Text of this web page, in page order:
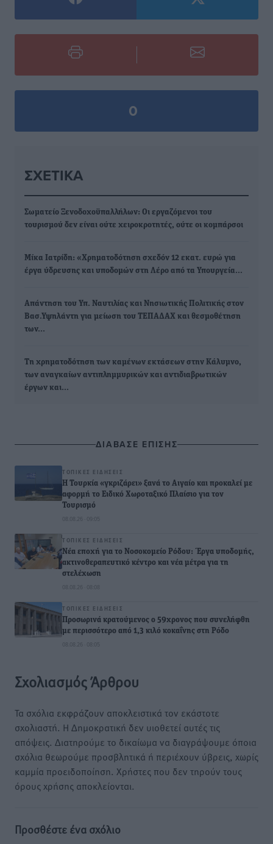
0
ΣΧΕΤΙΚΆ
Σωματείο Ξενοδοχοϋπαλλήλων: Οι εργαζόμενοι του
τουρισμού δεν είναι ούτε χειροκροτητές, ούτε οι κομπάρσοι
Μίκα Ιατρίδη: «Χρηματοδότηση σχεδόν 12 εκατ. ευρώ για
έργα ύδρευσης και υποδομών στη Λέρο από τα Υπουργεία…
Απάντηση του Υπ. Ναυτιλίας και Νησιωτικής Πολιτικής στον
Βασ.Υψηλάντη για μείωση του ΤΕΠΑΔΑΧ και θεσμοθέτηση
των…
Τη χρηματοδότηση των καμένων εκτάσεων στην Κάλυμνο,
των αναγκαίων αντιπλημμυρικών και αντιδιαβρωτικών
έργων και…
ΔΙΑΒΑΣΕ ΕΠΙΣΗΣ
ΤΟΠΙΚΈΣ ΕΙΔΉΣΕΙΣ
Η Τουρκία «γκριζάρει» ξανά το Αιγαίο και προκαλεί με
αφορμή το Ειδικό Χωροταξικό Πλαίσιο για τον
Τουρισμό
08.08.26 · 09:05
ΤΟΠΙΚΈΣ ΕΙΔΉΣΕΙΣ
Νέα εποχή για το Νοσοκομείο Ρόδου: Έργα υποδομής,
ακτινοθεραπευτικό κέντρο και νέα μέτρα για τη
στελέχωση
08.08.26 · 08:08
ΤΟΠΙΚΈΣ ΕΙΔΉΣΕΙΣ
Προσωρινά κρατούμενος ο 59χρονος που συνελήφθη
με περισσότερο από 1,3 κιλό κοκαΐνης στη Ρόδο
08.08.26 · 08:05
Σχολιασμός Άρθρου
Τα σχόλια εκφράζουν αποκλειστικά τον εκάστοτε
σχολιαστή. Η Δημοκρατική δεν υιοθετεί αυτές τις
απόψεις. Διατηρούμε το δικαίωμα να διαγράψουμε όποια
σχόλια θεωρούμε προσβλητικά ή περιέχουν ύβρεις, χωρίς
καμμία προειδοποίηση. Χρήστες που δεν τηρούν τους
όρους χρήσης αποκλείονται.
Προσθέστε ένα σχόλιο